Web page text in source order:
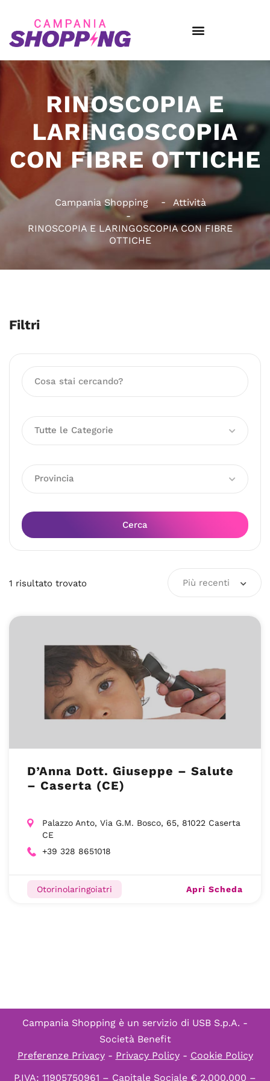
RINOSCOPIA E
LARINGOSCOPIA
CON FIBRE OTTICHE
Campania Shopping Attività
RINOSCOPIA E LARINGOSCOPIA CON FIBRE
OTTICHE
Filtri
Tutte le Categorie
Provincia
Cerca
1 risultato trovato Più recenti
D’Anna Dott. Giuseppe – Salute
– Caserta (CE)
Palazzo Anto, Via G.M. Bosco, 65, 81022 Caserta
CE
+39 328 8651018
Otorinolaringoiatri Apri Scheda
Campania Shopping è un servizio di USB S.p.A. -
Società Benefit
Preferenze Privacy- Privacy Policy- Cookie Policy
P.IVA: 11905750961 – Capitale Sociale € 2.000.000 –